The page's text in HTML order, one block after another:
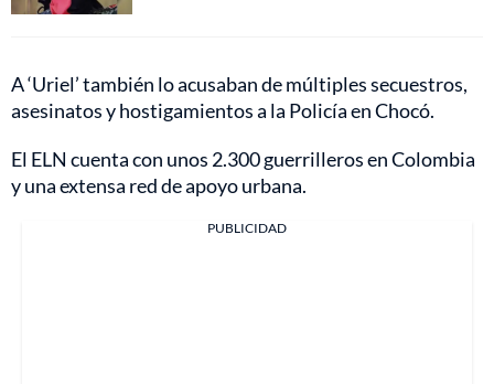
A ‘Uriel’ también lo acusaban de múltiples secuestros,
asesinatos y hostigamientos a la Policía en Chocó.
El ELN cuenta con unos 2.300 guerrilleros en Colombia
y una extensa red de apoyo urbana.
PUBLICIDAD